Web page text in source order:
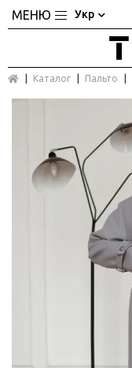
Укр
Каталог Пальто